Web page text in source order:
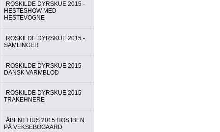
ROSKILDE DYRSKUE 2015 -
HESTESHOW MED
HESTEVOGNE
ROSKILDE DYRSKUE 2015 -
SAMLINGER
ROSKILDE DYRSKUE 2015
DANSK VARMBLOD
ROSKILDE DYRSKUE 2015
TRAKEHNERE
ÅBENT HUS 2015 HOS IBEN
PÅ VEKSEBOGAARD